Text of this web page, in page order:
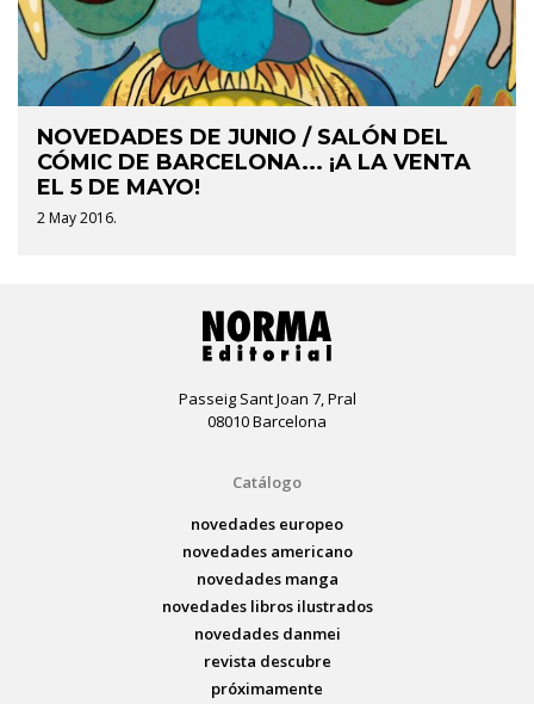
NOVEDADES DE JUNIO / SALÓN DEL
CÓMIC DE BARCELONA... ¡A LA VENTA
EL 5 DE MAYO!
2 May 2016.
Passeig Sant Joan 7, Pral
08010 Barcelona
Catálogo
novedades europeo
novedades americano
novedades manga
novedades libros ilustrados
novedades danmei
revista descubre
próximamente